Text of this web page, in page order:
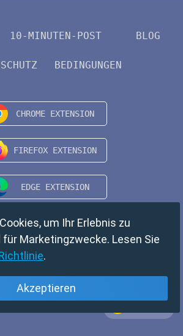
10-MINUTEN-POST BLOG
BEDINGUNGEN
um Ihr Erlebnis zu
Marketingzwecke. Lesen Sie
.
Akzeptieren